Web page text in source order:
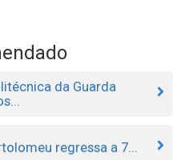
da Guarda
regressa a 7...